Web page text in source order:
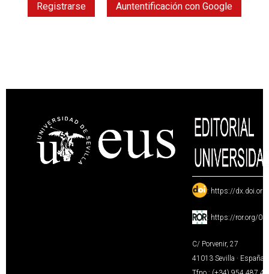
Registrarse Auntentificación con Google
: https://
: https://ror.org/
C/ Porvenir, 27
41013 Sevilla · España